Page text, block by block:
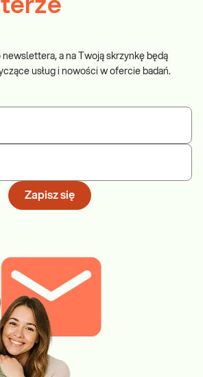
newslettera, a na Twoją skrzynkę będą
usług i nowości w ofercie badań.
Zapisz się